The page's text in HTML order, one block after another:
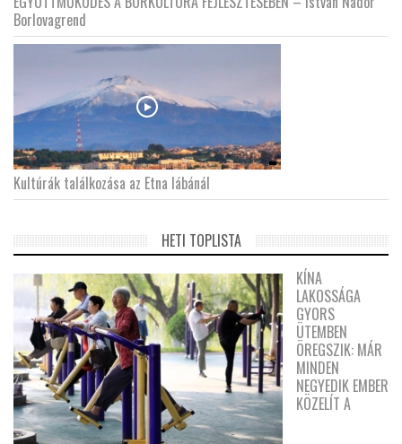
Borlovagrend
Kultúrák találkozása az Etna lábánál
HETI TOPLISTA
KÍNA
LAKOSSÁGA
GYORS
ÜTEMBEN
ÖREGSZIK: MÁR
MINDEN
NEGYEDIK EMBER
KÖZELÍT A